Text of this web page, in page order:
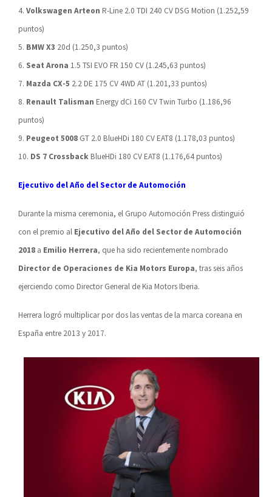
4. Volkswagen Arteon R-Line 2.0 TDI 240 CV DSG Motion (1.252,59
puntos)
5. BMW X3 20d (1.250,3 puntos)
6. Seat Arona 1.5 TSI EVO FR 150 CV (1.245,63 puntos)
7. Mazda CX-5 2.2 DE 175 CV 4WD AT (1.201,33 puntos)
8. Renault Talisman Energy dCi 160 CV Twin Turbo (1.186,96
puntos)
9. Peugeot 5008 GT 2.0 BlueHDi 180 CV EAT8 (1.178,03 puntos)
10. DS 7 CrossbackBlueHDi 180 CV EAT8 (1.176,64 puntos)
Ejecutivo del Año del Sector de Automoción
Durante la misma ceremonia, el Grupo Automoción Press distinguió
con el premio al Ejecutivo del Año del Sector de Automoción
2018 a Emilio Herrera, que ha sido recientemente nombrado
Director de Operaciones de Kia Motors Europa, tras seis años
ejerciendo como Director General de Kia Motors Iberia.
Herrera logró multiplicar por dos las ventas de la marca coreana en
España entre 2013 y 2017.